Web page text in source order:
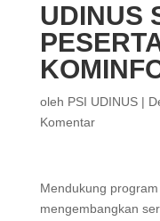
UDINUS
oleh PSI UDINUS|
Komentar
Mendukung
mengembangkan